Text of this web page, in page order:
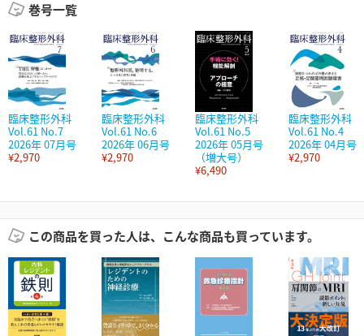
巻号一覧
臨床整形外科
Vol.61 No.7
2026年 07月号
¥2,970
臨床整形外科
Vol.61 No.6
2026年 06月号
¥2,970
臨床整形外科
Vol.61 No.5
2026年 05月号
（増大号）
¥6,490
臨床整形外科
Vol.61 No.4
2026年 04月号
¥2,970
この商品を買った人は、こんな商品も買っています。